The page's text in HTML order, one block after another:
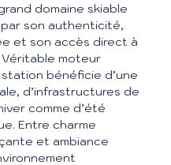
domaine skiable
son authenticité,
et son accès direct à
moteur
bénéficie d’une
d’infrastructures de
comme d’été
Entre charme
et ambiance